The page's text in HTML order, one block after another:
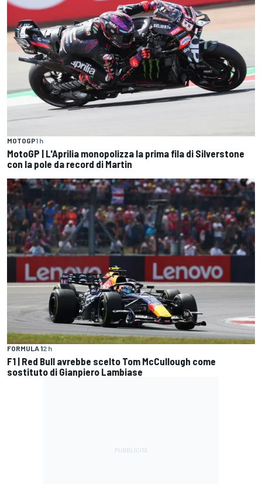
MOTOGP1 h
MotoGP | L'Aprilia monopolizza la prima fila di Silverstone
con la pole da record di Martin
FORMULA 12 h
F1 | Red Bull avrebbe scelto Tom McCullough come
sostituto di Gianpiero Lambiase